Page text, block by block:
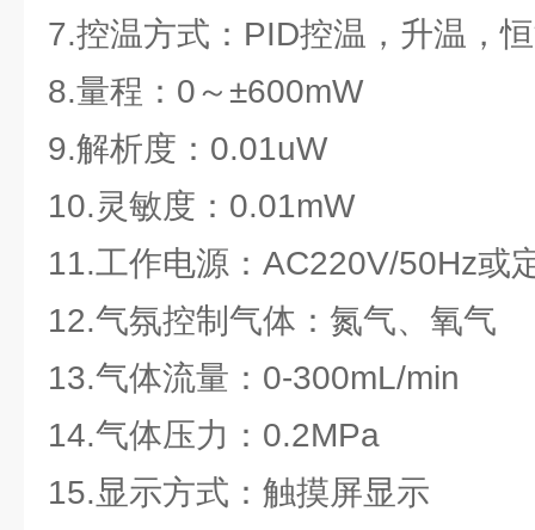
7.控温方式：PID控温，升温，
8.量程：0～±600mW
9.解析度：0.01uW
10.灵敏度：0.01mW
11.工作电源：AC220V/50Hz或
12.气氛控制气体：氮气、氧气
13.气体流量：0-300mL/min
14.气体压力：0.2MPa
15.显示方式：触摸屏显示